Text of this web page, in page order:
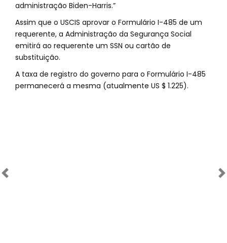
administração Biden-Harris.”
Assim que o USCIS aprovar o Formulário I-485 de um
requerente, a Administração da Segurança Social
emitirá ao requerente um SSN ou cartão de
substituição.
A taxa de registro do governo para o Formulário I-485
permanecerá a mesma (atualmente US $ 1.225).
Próximo